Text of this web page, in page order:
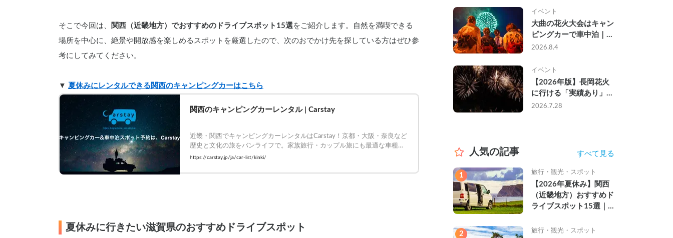
そこで今回は、 関西（近畿地方）でおすすめのドライブスポット15選をご紹介します。自然を満喫できる
場所を中心に、絶景や開放感を楽しめるスポットを厳選したので、次のおでかけ先を探している方はぜひ参
考にしてみてください。
▼ 夏休みにレンタルできる関西のキャンピングカーはこちら
関西のキャンピングカーレンタル | Carstay
近畿・関西でキャンピングカーレンタルはCarstay！京都・大阪・奈良など
歴史と文化の旅をバンライフで。家族旅行・カップル旅にも最適な車種を
今すぐ予約！
https://carstay.jp/ja/car-list/kinki/
夏休みに行きたい滋賀県のおすすめドライブスポット
組の記録
イベント
大曲の花火大会はキャン
ピングカーで車中泊｜宿
なし・渋滞なしで楽しむ
2026.8.4
イベント
【2026年版】長岡花火
に行ける「実績あり」の
キャンピングカー3選｜
2026.7.28
人気の記事 すべて見る
1 旅行・観光・スポット
【2026年夏休み】関西
（近畿地方）おすすめド
ライブスポット15選｜
名所を紹介
2 旅行・観光・スポット